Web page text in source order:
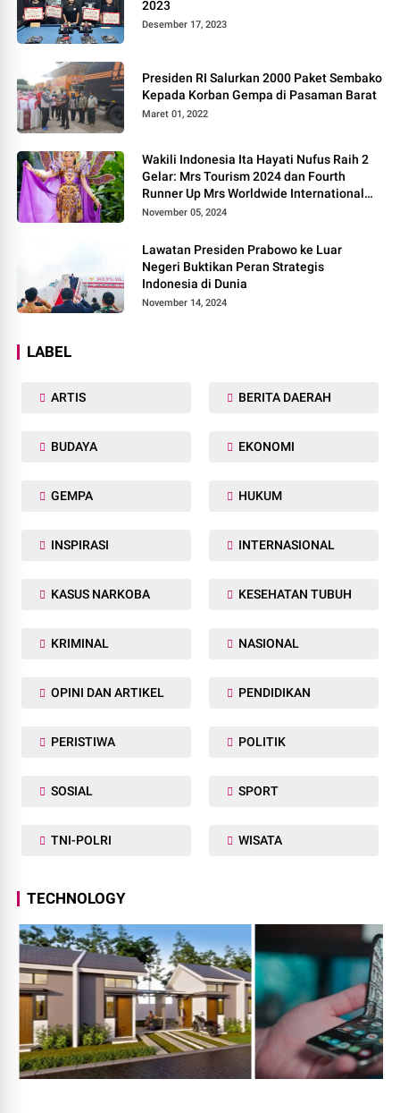
2023
Desember 17, 2023
Presiden RI Salurkan 2000 Paket Sembako
Kepada Korban Gempa di Pasaman Barat
Maret 01, 2022
Wakili Indonesia Ita Hayati Nufus Raih 2
Gelar: Mrs Tourism 2024 dan Fourth
Runner Up Mrs Worldwide International
2024, di Pemilihan Mrs Worldwide 2024
November 05, 2024
Lawatan Presiden Prabowo ke Luar
Negeri Buktikan Peran Strategis
Indonesia di Dunia
November 14, 2024
LABEL
ARTIS BERITA DAERAH
BUDAYA EKONOMI
GEMPA HUKUM
INSPIRASI INTERNASIONAL
KASUS NARKOBA KESEHATAN TUBUH
KRIMINAL NASIONAL
OPINI DAN ARTIKEL PENDIDIKAN
PERISTIWA POLITIK
SOSIAL SPORT
TNI-POLRI WISATA
TECHNOLOGY